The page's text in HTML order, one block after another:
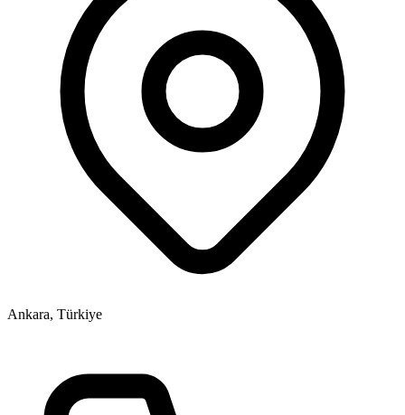
Ankara, Türkiye